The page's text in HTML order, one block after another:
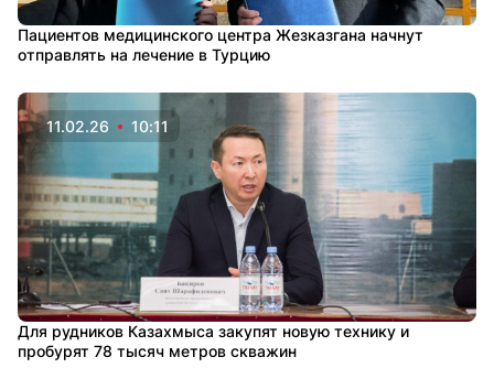
Пациентов медицинского центра Жезказгана начнут
отправлять на лечение в Турцию
11.02.26 10:11
Для рудников Казахмыса закупят новую технику и
пробурят 78 тысяч метров скважин